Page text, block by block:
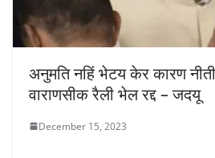
अनुमति नहिं भेटय केर कारण
वाराणसीक रैली भेल रद्द – जदयू
December 15, 2023